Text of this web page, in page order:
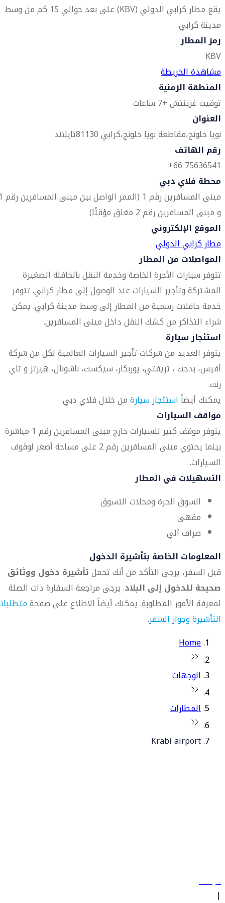
يقع مطار كرابي الدولي (KBV) على بعد حوالي 15 كم من وسط
مدينة كرابي.
رمز المطار
KBV
مشاهدة الخريطة
المنطقة الزمنية
توقيت غرينتش +7 ساعات
العنوان
نويا خلونج،مقاطعة نويا خلونج،كرابي 81130
تايلاند
رقم الهاتف
75636541 66+
محطة فلاي دبي
مبنى المسافرين رقم
و مبنى المسافرين رقم 2 مغلق مؤقتًا)
الموقع الإلكتروني
مطار كرابي الدولي
المواصلات من المطار
تتوفر سيارات الأجرة الخاصة وخدمة النقل بالحافلة الصغيرة
المشتركة وتأجير السيارات عند الوصول إلى مطار كرابي. تتوفر
خدمة حافلات رسمية من المطار إلى وسط مدينة كرابي. يمكن
شراء التذاكر من كشك النقل داخل مبنى المسافرين.
استئجار سيارة
يتوفر العديد من شركات تأجير السيارات العالمية لكل من شركة
أفيس، بدجت ، ثريفتي، يوربكار، سيكست، ناشونال، هيرتز و ثاي
رنت.
يمكنك أيضاًاستئجار سيارةمن خلال فلاي دبي.
مواقف السيارات
يتوفر موقف كبير للسيارات خارج مبنى المسافرين رقم 1 مباشرة
بينما يحتوي مبنى المسافرين رقم 2 على مساحة أصغر لوقوف
السيارات.
التسهيلات في المطار
السوق الحرة ومحلات التسوق
مقهى
صراف آلي
المعلومات الخاصة بتأشيرة الدخول
قبل السفر، يرجى التأكد من أنك تحملتأشيرة دخول ووثائق
صحيحة للدخول إلى البلاد. يرجى مراجعة السفارة ذات الصلة
لمعرفة الأمور المطلوبة. يمكنك أيضاً الاطلاع على صفحة
التأشيرة وجواز السفر.
Home
الوجهات
المطارات
Krabi airport
سياساتنا
|